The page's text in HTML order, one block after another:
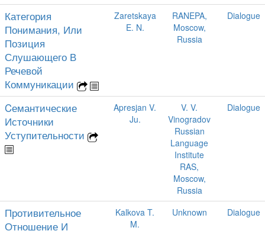
Категория
Понимания, Или
Позиция
Слушающего В
Речевой
Коммуникации
Zaretskaya
E. N.
RANEPA,
Moscow,
Russia
Dialogue
Cемантические
Источники
Уступительности
Apresjan V.
Ju.
V. V.
Vinogradov
Russian
Language
Institute
RAS,
Moscow,
Russia
Dialogue
Противительное
Отношение И
Kalkova T.
M.
Unknown Dialogue